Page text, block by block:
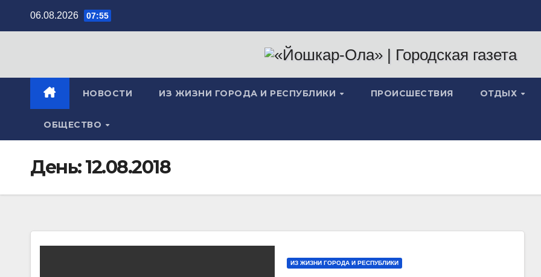
06.08.2026 07:55
НОВОСТИ ИЗ ЖИЗНИ ГОРОДА И РЕСПУБЛИКИ ПРОИСШЕСТВИЯ ОТДЫХ
ОБЩЕСТВО
День:12.08.2018
ИЗ ЖИЗНИ ГОРОДА И РЕСПУБЛИКИ